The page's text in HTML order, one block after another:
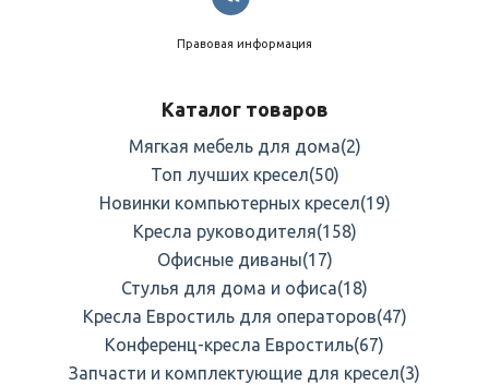
Правовая информация
Каталог товаров
Мягкая мебель для дома(2)
Топ лучших кресел(50)
Новинки компьютерных кресел(19)
Кресла руководителя(158)
Офисные диваны(17)
Стулья для дома и офиса(18)
Кресла Евростиль для операторов(47)
Конференц-кресла Евростиль(67)
Запчасти и комплектующие для кресел(3)